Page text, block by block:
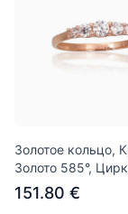
Золотое кольцо,
Золото 585°,
151.80 €